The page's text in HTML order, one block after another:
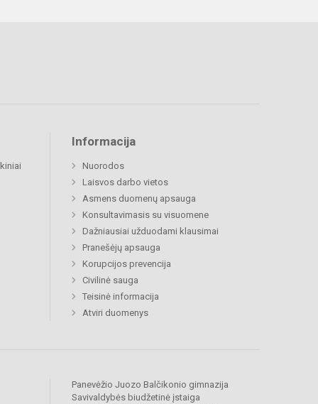
Informacija
Nuorodos
Laisvos darbo vietos
Asmens duomenų apsauga
Konsultavimasis su visuomene
Dažniausiai užduodami klausimai
Pranešėjų apsauga
Korupcijos prevencija
Civilinė sauga
Teisinė informacija
Atviri duomenys
Panevėžio Juozo Balčikonio gimnazija
Savivaldybės biudžetinė įstaiga